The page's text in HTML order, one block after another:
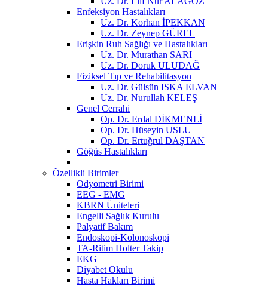
Enfeksiyon Hastalıkları
Uz. Dr. Korhan İPEKKAN
Uz. Dr. Zeynep GÜREL
Erişkin Ruh Sağlığı ve Hastalıkları
Uz. Dr. Murathan SARI
Uz. Dr. Doruk ULUDAĞ
Fiziksel Tıp ve Rehabilitasyon
Uz. Dr. Gülsün ISKA ELVAN
Uz. Dr. Nurullah KELEŞ
Genel Cerrahi
Op. Dr. Erdal DİKMENLİ
Op. Dr. Hüseyin USLU
Op. Dr. Ertuğrul DAŞTAN
Göğüs Hastalıkları
Özellikli Birimler
Odyometri Birimi
EEG - EMG
KBRN Üniteleri
Engelli Sağlık Kurulu
Palyatif Bakım
Endoskopi-Kolonoskopi
TA-Ritim Holter Takip
EKG
Diyabet Okulu
Hasta Hakları Birimi